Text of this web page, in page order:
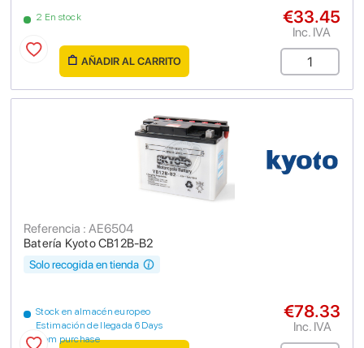
2 En stock €33.45
Inc. IVA
AÑADIR AL CARRITO
Batería Kyoto CB12B-B2
Referencia : AE6504
Stock en almacén europeo
Estimación de llegada 6 Days
from purchase
Solo recogida en tienda
€78.33
Inc. IVA